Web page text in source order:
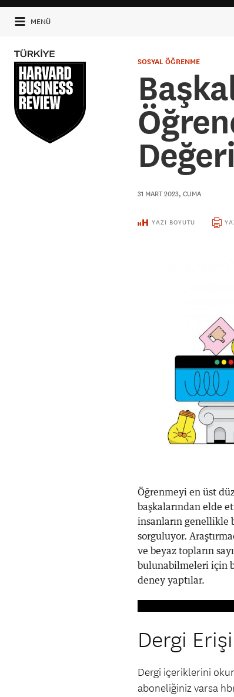
MENÜ
SOSYAL ÖĞRENME
31 MART 2023, CUMA
YAZI BOYUTU
Öğrenmeyi en üst
başkalarından elde
insanların genellikle
sorguluyor.
ve beyaz topların
bulunabilmeleri için
deney yaptılar.
Dergi
Dergi içeriklerini
aboneliğiniz varsa